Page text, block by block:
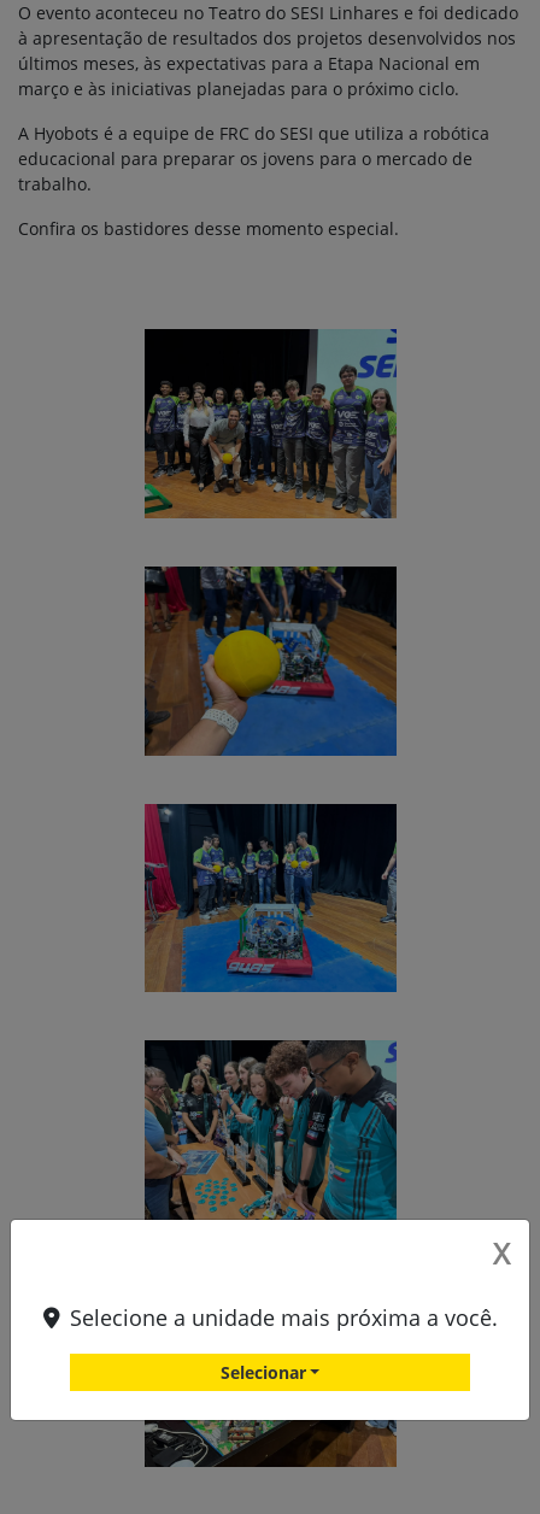
O evento aconteceu no Teatro do SESI Linhares e foi dedicado
à apresentação de resultados dos projetos desenvolvidos nos
últimos meses, às expectativas para a Etapa Nacional em
março e às iniciativas planejadas para o próximo ciclo.
A Hyobots é a equipe de FRC do SESI que utiliza a robótica
educacional para preparar os jovens para o mercado de
trabalho.
Confira os bastidores desse momento especial.
X
Selecione a unidade mais próxima a você.
Selecionar